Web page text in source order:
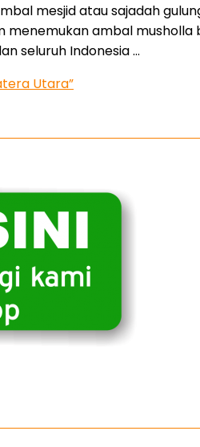
mesjid atau sajadah
ambal musholla
seluruh Indonesia …
Utara”